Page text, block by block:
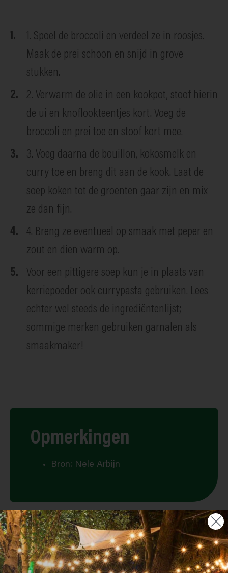
1. Spoel de broccoli en verdeel ze in roosjes.
Maak de prei schoon en snijd in grove
stukken.
2. Verwarm de olie in een kookpot, stoof hierin
de ui en knoflookteentjes kort. Voeg de
broccoli en prei toe en stoof kort mee.
3. Voeg daarna de bouillon, kokosmelk en
curry toe en breng dit aan de kook. Laat de
soep koken tot de groenten gaar zijn en mix
ze dan fijn.
4. Breng ze eventueel op smaak met peper en
zout en dien warm op.
Voor een pittigere soep kun je in plaats van
kerriepoeder ook currypasta gebruiken. Lees
echter wel steeds de ingrediëntenlijst;
sommige merken gebruiken garnalen als
smaakmaker!
Opmerkingen
Bron: Nele Arbijn